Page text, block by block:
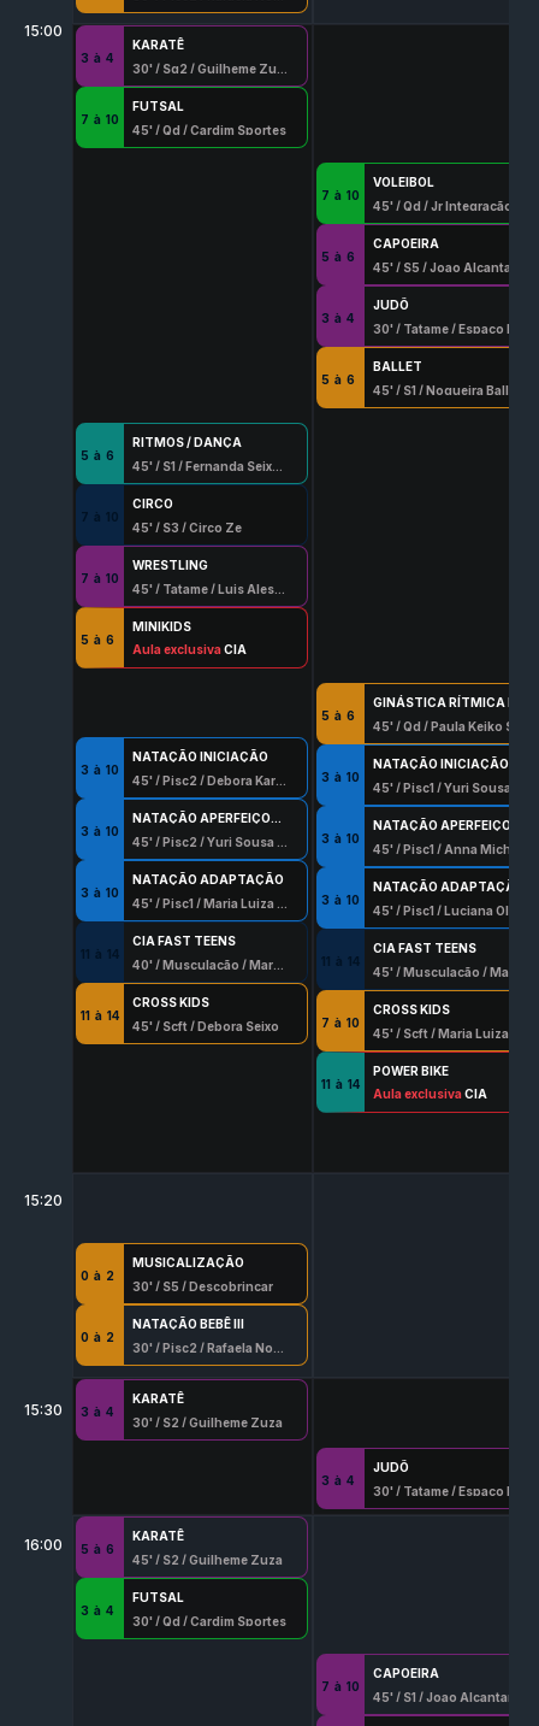
15:00
15:20
15:30
16:00
KARATÊ
3 à 4
30' / Sq2 /Guilheme Zuza
FUTSAL
7 à 10
45' /Qd /Cardim Sportes
RITMOS / DANÇA
5 à 6
45' / S1 /Fernanda Seixo Lopes
CIRCO
7 à 10
45' / S3 /Circo Ze
WRESTLING
7 à 10
45' / Tatame/Luis Alessandro Hernadez
MINIKIDS
5 à 6
45' /S4/Shayane Barbosa Souza
Aula exclusivaCIA
NATAÇÃO INICIAÇÃO
3 à 10
45' /Pisc2 /Debora Karen Silva
NATAÇÃO APERFEIÇOAMENTO
3 à 10
45' /Pisc2 /Yuri Sousa Rocha
NATAÇÃO ADAPTAÇÃO
3 à 10
45' /Pisc1 /Maria Luiza Garcia
CIA FAST TEENS
11 à 14
40' /Musculação /Marcos Vasconcelos Aguirres
CROSS KIDS
11 à 14
45' / Scft/Debora Seixo
MUSICALIZAÇÃO
0 à 2
30' / S5 /Descobrincar
NATAÇÃO BEBÊ III
0 à 2
30' /Pisc2 /Rafaela Novaes 8056 G/Df
KARATÊ
3 à 4
30' / S2 /Guilheme Zuza
KARATÊ
5 à 6
45' / S2 /Guilheme Zuza
FUTSAL
3 à 4
30' /Qd /Cardim Sportes
VOLEIBOL
7 à 10
45' /Qd /Jr Integração Esportiva
CAPOEIRA
5 à 6
45' / S5 /Joao Alcantara Villapouca
JUDÔ
3 à 4
30' / Tatame/Espaço Marques Judo
BALLET
5 à 6
45' / S1 /Nogueira Ballet
5 à 6
45' /Qd /Paula Keiko Soga
NATAÇÃO INICIAÇÃO
3 à 10
45' /Pisc1 /Yuri Sousa Rocha
3 à 10
45' /Pisc1 / Anna Michelly Lopes
NATAÇÃO ADAPTAÇÃO
3 à 10
45' /Pisc1 /Luciana Oliveira Pinto
CIA FAST TEENS
11 à 14
45' /Musculação /Marcos Vasconcelos Aguirres
CROSS KIDS
7 à 10
45' / Scft/Maria Luiza Garcia
POWER BIKE
11 à 14
60' /Spn/Pedro Henrique Ferreira
Aula exclusivaCIA
JUDÔ
3 à 4
30' / Tatame/Espaço Marques Judo
CAPOEIRA
7 à 10
45' / S1 /Joao Alcantara Villapouca